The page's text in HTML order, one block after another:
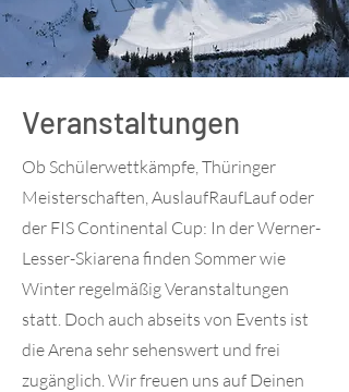
Veranstaltungen
Ob Schülerwettkämpfe, Thüringer
Meisterschaften, AuslaufRaufLauf oder
der FIS Continental Cup: In der Werner-
Lesser-Skiarena finden Sommer wie
Winter regelmäßig Veranstaltungen
statt. Doch auch abseits von Events ist
die Arena sehr sehenswert und frei
zugänglich. Wir freuen uns auf Deinen